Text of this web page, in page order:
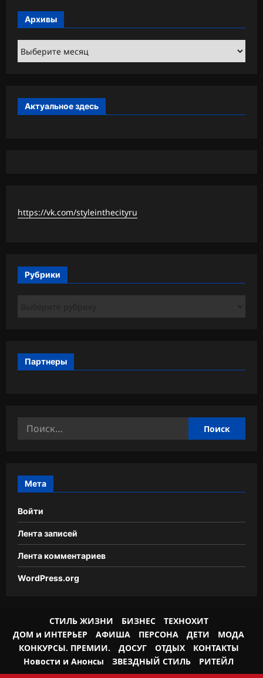
Архивы
Архивы
Актуальное здесь
https://vk.com/styleinthecityru
Рубрики
Партнеры
Найти:
Мета
Войти
Лента записей
Лента комментариев
WordPress.org
СТИЛЬ ЖИЗНИ БИЗНЕС
ТЕХНОХИТ
ДОМ и ИНТЕРЬЕР
АФИША ПЕРСОНА ДЕТИ
МОДА
КОНКУРСЫ. ПРЕМИИ.
ДОСУГ ОТДЫХ
КОНТАКТЫ
Новости и Анонсы
ЗВЕЗДНЫЙ СТИЛЬ РИТЕЙЛ